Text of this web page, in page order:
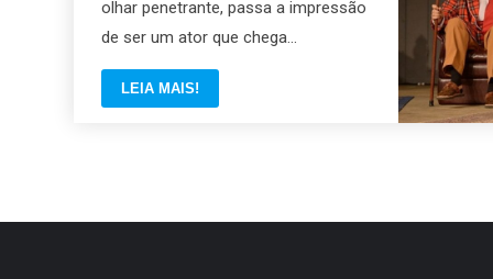
olhar penetrante, passa a impressão
de ser um ator que chega...
LEIA MAIS!